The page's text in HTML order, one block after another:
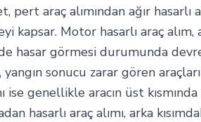
araç alımından ağır hasarlı
kapsar. Motor hasarlı araç alım,
hasar görmesi durumunda
yangın sonucu zarar gören
ise genellikle aracın üst
hasarlı araç alımı, arka